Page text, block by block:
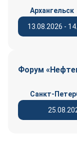
13.08.2026 -
Архангельск
Форум
Санкт-